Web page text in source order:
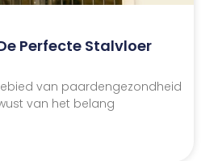
Perfecte Stalvloer
van paardengezondheid
van het belang